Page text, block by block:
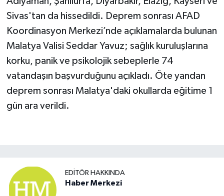
Sivas'tan da hissedildi. Deprem sonrası AFAD
Koordinasyon Merkezi’nde açıklamalarda bulunan
Malatya Valisi Seddar Yavuz; sağlık kuruluşlarına
korku, panik ve psikolojik sebeplerle 74
vatandaşın başvurduğunu açıkladı. Öte yandan
deprem sonrası Malatya'daki okullarda eğitime 1
gün ara verildi.
EDITÖR HAKKINDA
Haber Merkezi